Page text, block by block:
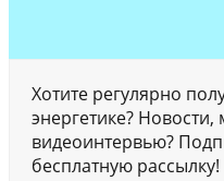
Хотите регулярно
энергетике?
видеоинтервью?
бесплатную рассылку!